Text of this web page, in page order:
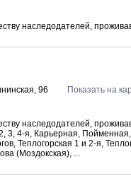
наследодателей,
96
Показать на
наследодателей,
2, 3, 4-я, Карьерная,
Теплогорская 1 и 2-я,
(Моздокская), ...